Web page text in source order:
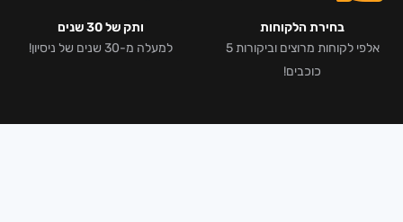
בחירת הלקוחות
אלפי לקוחות מרוצים וביקורות 5
כוכבים!
ותק של 30 שנים
למעלה מ-30 שנים של ניסיון!